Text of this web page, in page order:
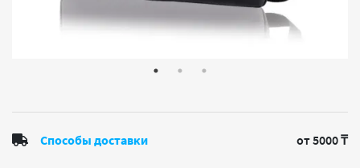
Способы доставки от 5000 ₸